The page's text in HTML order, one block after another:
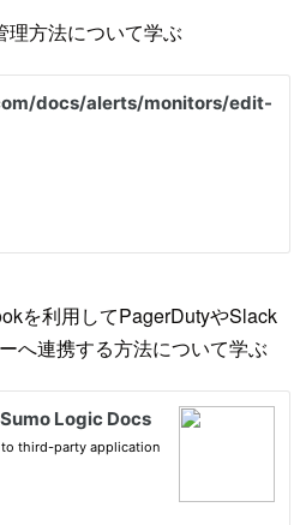
理方法について学ぶ
を利用してPagerDutyやSlack
へ連携する方法について学ぶ